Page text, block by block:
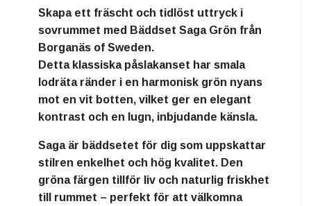
Skapa ett fräscht och tidlöst uttryck i
sovrummet med Bäddset Saga Grön från
Borganäs of Sweden.
Detta klassiska påslakanset har smala
lodräta ränder i en harmonisk grön nyans
mot en vit botten, vilket ger en elegant
kontrast och en lugn, inbjudande känsla.
Sagaär bäddsetet för dig som uppskattar
stilren enkelhet och hög kvalitet. Den
gröna färgen tillför liv och naturlig friskhet
till rummet – perfekt för att välkomna